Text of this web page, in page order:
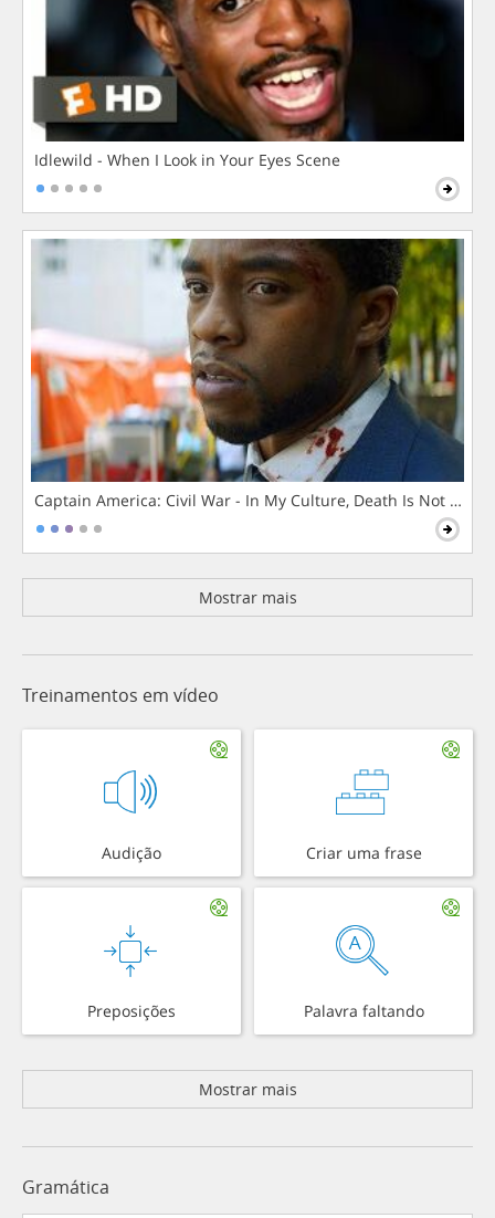
Idlewild - When I Look in Your Eyes Scene
Captain America: Civil War - In My Culture, Death Is Not The
Mostrar mais
Treinamentos em vídeo
Audição Criar uma frase
Preposições Palavra faltando
Mostrar mais
Gramática